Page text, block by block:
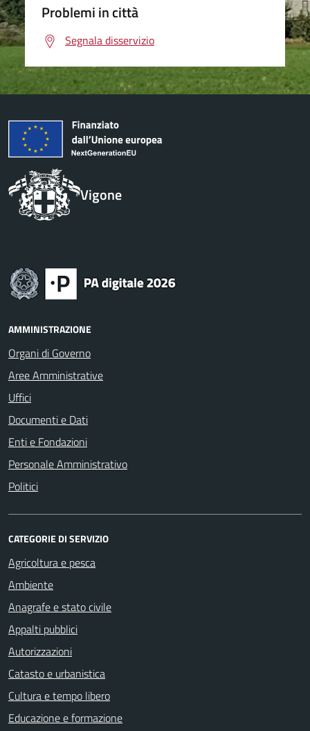
Problemi in città
Segnala disservizio
Vigone
AMMINISTRAZIONE
Organi di Governo
Aree Amministrative
Uffici
Documenti e Dati
Enti e Fondazioni
Personale Amministrativo
Politici
CATEGORIE DI SERVIZIO
Agricoltura e pesca
Ambiente
Anagrafe e stato civile
Appalti pubblici
Autorizzazioni
Catasto e urbanistica
Cultura e tempo libero
Educazione e formazione